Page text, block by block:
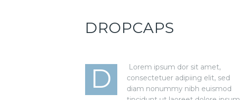
DROPCAPS
D
Lorem ipsum dor sit amet,
consectetuer adipiing elit, sed
diam nonummy nibh euismod